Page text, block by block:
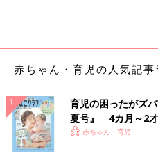
赤ちゃん・育児の人気記事
育児の困ったがズ
夏号』 4カ月～2才
いっぱい！
赤ちゃん・育児